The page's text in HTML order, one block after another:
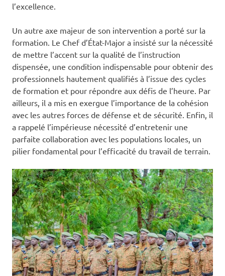
l’excellence.
Un autre axe majeur de son intervention a porté sur la
formation. Le Chef d’État-Major a insisté sur la nécessité
de mettre l’accent sur la qualité de l’instruction
dispensée, une condition indispensable pour obtenir des
professionnels hautement qualifiés à l’issue des cycles
de formation et pour répondre aux défis de l’heure. Par
ailleurs, il a mis en exergue l’importance de la cohésion
avec les autres forces de défense et de sécurité. Enfin, il
a rappelé l’impérieuse nécessité d’entretenir une
parfaite collaboration avec les populations locales, un
pilier fondamental pour l’efficacité du travail de terrain.